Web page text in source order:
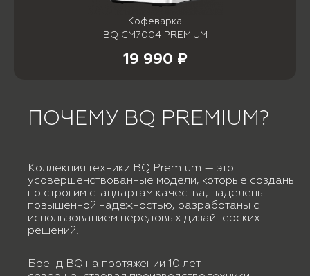
Кофеварка
BQ CM7004 PREMIUM
19 990 ₽
ПОЧЕМУ BQ PREMIUM?
Коллекция техники BQ Premium — это
усовершенствованные модели, которые созданы
по строгим стандартам качества, наделены
повышенной надежностью, разработаны с
использованием передовых дизайнерских
решений.
Бренд BQ на протяжении 10 лет